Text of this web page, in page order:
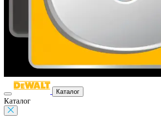
Каталог
Каталог